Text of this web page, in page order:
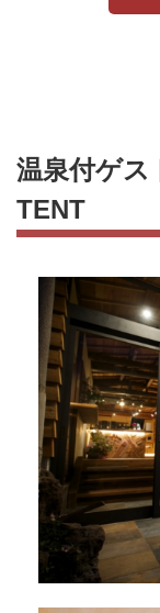
温泉付ゲ
TENT